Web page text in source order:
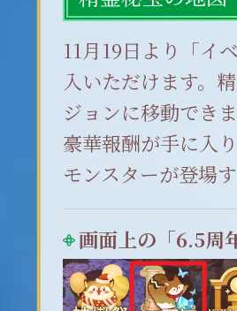
11月19日より「イ
入いただけます。
ジョンに移動でき
豪華報酬が手に入
モンスターが登場
画面上の「6.5周